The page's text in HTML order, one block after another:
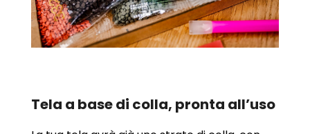
Tela a base di colla, pronta all’uso